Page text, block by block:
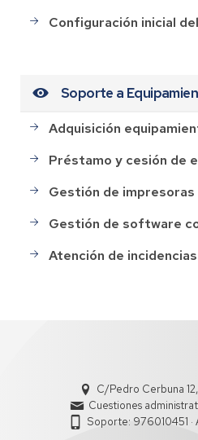
Configuración inicial
Soporte a
Adquisición
Préstamo y cesión de
Gestión de impresoras
Gestión de software
Atención de incidencias
C/Pedro Cerbuna
Cuestiones
Soporte: 976010451